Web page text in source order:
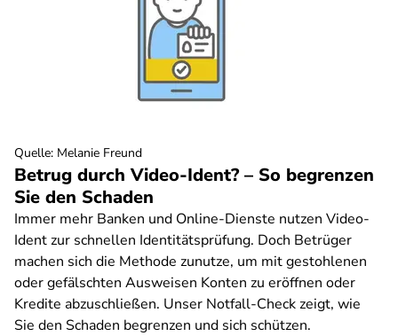
Betrug durch Video-Ident? – So begrenzen
Sie den Schaden
Immer mehr Banken und Online-Dienste nutzen Video-
Ident zur schnellen Identitätsprüfung. Doch Betrüger
machen sich die Methode zunutze, um mit gestohlenen
oder gefälschten Ausweisen Konten zu eröffnen oder
Kredite abzuschließen. Unser Notfall-Check zeigt, wie
Sie den Schaden begrenzen und sich schützen.
Quelle: Melanie Freund